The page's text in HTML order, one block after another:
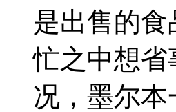
是出售的
忙之中想
况，墨尔